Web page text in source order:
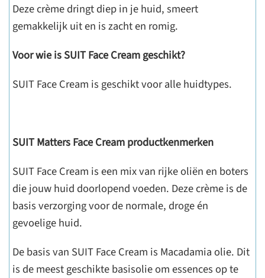
Deze crème dringt diep in je huid, smeert
gemakkelijk uit en is zacht en romig.
Voor wie is SUIT Face Cream geschikt?
SUIT Face Cream is geschikt voor alle huidtypes.
SUIT Matters Face Cream productkenmerken
SUIT Face Cream is een mix van rijke oliën en boters
die jouw huid doorlopend voeden. Deze crème is de
basis verzorging voor de normale, droge én
gevoelige huid.
De basis van SUIT Face Cream is Macadamia olie. Dit
is de meest geschikte basisolie om essences op te